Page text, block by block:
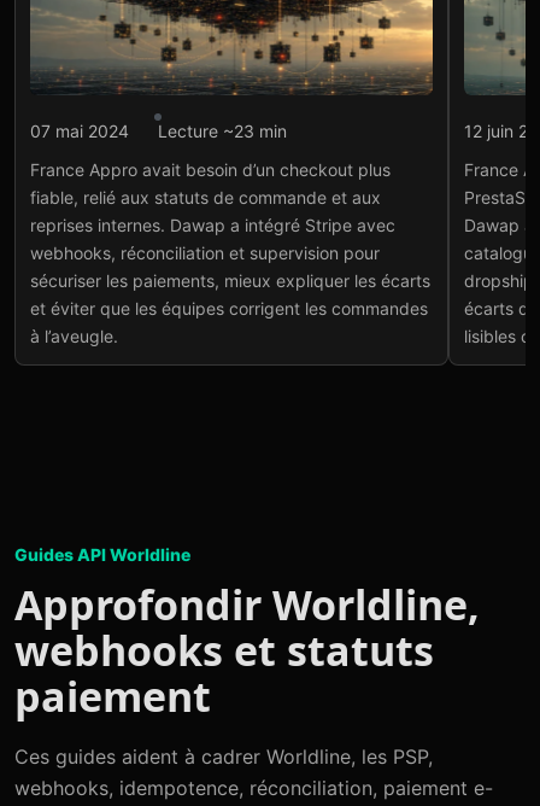
Intégration API
paiement Stripe
Voir le projet→
07 mai 2024
Lecture ~23 min
France Appro avait besoin d’un checkout plus
fiable, relié aux statuts de commande et aux
reprises internes. Dawap a intégré Stripe avec
webhooks, réconciliation et supervision pour
sécuriser les paiements, mieux expliquer les écarts
et éviter que les équipes corrigent les commandes
à l’aveugle.
et
12 juin
France
Dawap a
écarts
lisibles
Guides API Worldline
Approfondir Worldline,
webhooks et statuts
paiement
Ces guides aident à cadrer Worldline, les PSP,
webhooks, idempotence, réconciliation, paiement e-